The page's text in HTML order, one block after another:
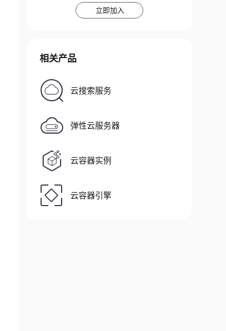
立即加入
相关产品
云搜索服务
弹性云服务器
云容器实例
云容器引擎